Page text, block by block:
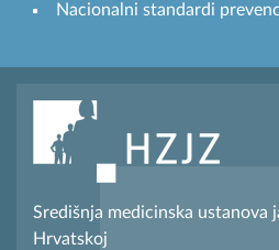
Nacionalni standardi
Središnja medicinska ustanova
Hrvatskoj